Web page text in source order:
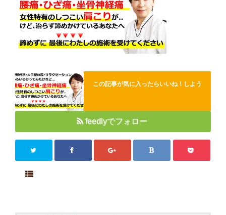
この記事が気に入ったらいいね！しよう
feedlyでフォロー